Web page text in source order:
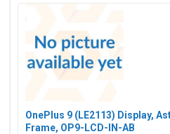
OnePlus 9 (LE2113) Display,
Frame, OP9-LCD-IN-AB